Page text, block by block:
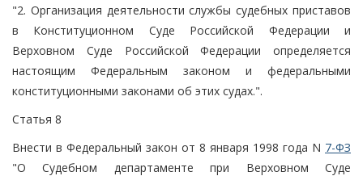
"2. Организация деятельности службы судебных приставов
в Конституционном Суде Российской Федерации и
Верховном Суде Российской Федерации определяется
настоящим Федеральным законом и федеральными
конституционными законами об этих судах.".
Статья 8
Внести в Федеральный закон от 8 января 1998 года N 7-ФЗ
"О Судебном департаменте при Верховном Суде